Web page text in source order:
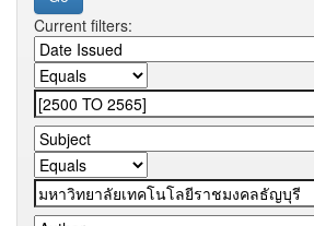
Current filters: